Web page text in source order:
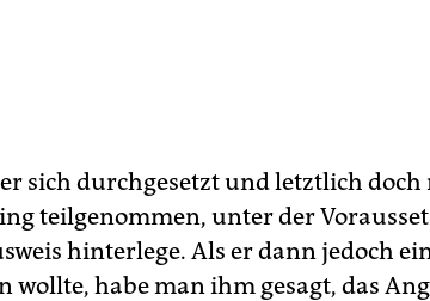
sich durchgesetzt und letztlich doch
teilgenommen, unter der
hinterlege. Als er dann jedoch
wollte, habe man ihm gesagt, das